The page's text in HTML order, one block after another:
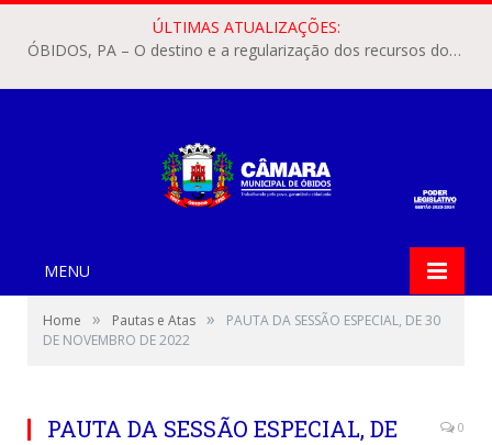
ÚLTIMAS ATUALIZAÇÕES:
ÓBIDOS, PA – O destino e a regularização dos recursos dos Precatórios do FUNDEF (Fundo de Manutenção e Desenvolvimento do Ensino Fundamental e de Valorização do Magistério) voltaram a pautar as discussões na Câmara Municipal de Óbidos.
MENU
Home » Pautas e Atas »
PAUTA DA SESSÃO ESPECIAL, DE 30
DE NOVEMBRO DE 2022
PAUTA DA SESSÃO ESPECIAL, DE
0